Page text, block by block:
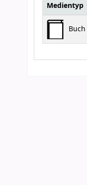
Exemplare
Medientyp
Buch